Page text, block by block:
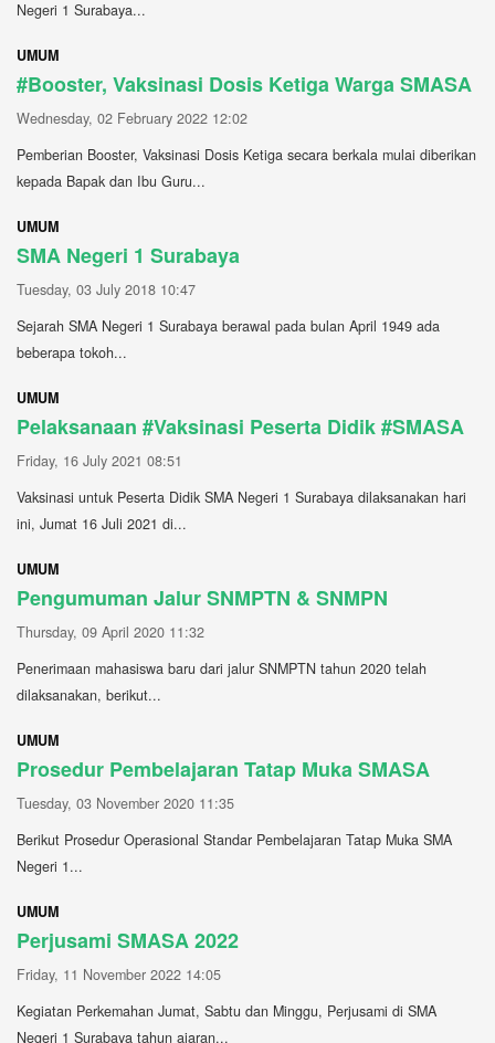
Negeri 1 Surabaya...
UMUM
#Booster, Vaksinasi Dosis Ketiga Warga SMASA
Wednesday, 02 February 2022 12:02
Pemberian Booster, Vaksinasi Dosis Ketiga secara berkala mulai diberikan
kepada Bapak dan Ibu Guru...
UMUM
SMA Negeri 1 Surabaya
Tuesday, 03 July 2018 10:47
Sejarah SMA Negeri 1 Surabaya berawal pada bulan April 1949 ada
beberapa tokoh...
UMUM
Pelaksanaan #Vaksinasi Peserta Didik #SMASA
Friday, 16 July 2021 08:51
Vaksinasi untuk Peserta Didik SMA Negeri 1 Surabaya dilaksanakan hari
ini, Jumat 16 Juli 2021 di...
UMUM
Pengumuman Jalur SNMPTN & SNMPN
Thursday, 09 April 2020 11:32
Penerimaan mahasiswa baru dari jalur SNMPTN tahun 2020 telah
dilaksanakan, berikut...
UMUM
Prosedur Pembelajaran Tatap Muka SMASA
Tuesday, 03 November 2020 11:35
Berikut Prosedur Operasional Standar Pembelajaran Tatap Muka SMA
Negeri 1...
UMUM
Perjusami SMASA 2022
Friday, 11 November 2022 14:05
Kegiatan Perkemahan Jumat, Sabtu dan Minggu, Perjusami di SMA
Negeri 1 Surabaya tahun ajaran...